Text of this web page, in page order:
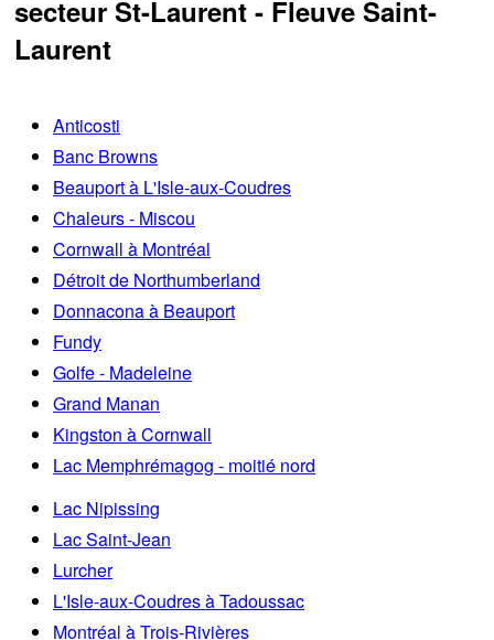
secteur St-Laurent - Fleuve Saint-
Laurent
Anticosti
Banc Browns
Beauport à L'Isle-aux-Coudres
Chaleurs - Miscou
Cornwall à Montréal
Détroit de Northumberland
Donnacona à Beauport
Fundy
Golfe - Madeleine
Grand Manan
Kingston à Cornwall
Lac Memphrémagog - moitié nord
Lac Nipissing
Lac Saint-Jean
Lurcher
L'Isle-aux-Coudres à Tadoussac
Montréal à Trois-Rivières